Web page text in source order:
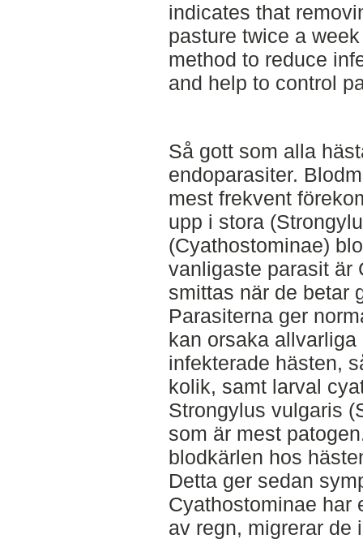
indicates that
pasture twice a
method to reduce
and help to control
Så gott som alla
endoparasiter.
mest frekvent
upp i stora
(Cyathostominae)
vanligaste parasit är
smittas när de betar
Parasiterna ger
kan orsaka
infekterade hästen,
kolik, samt larval
Strongylus vulgaris
som är mest
blodkärlen hos
Detta ger sedan
Cyathostominae har
av regn, migrerar de